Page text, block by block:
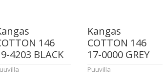
146
4203 BLACK
Kangas
COTTON 146
17-0000 GREY
Puuvilla